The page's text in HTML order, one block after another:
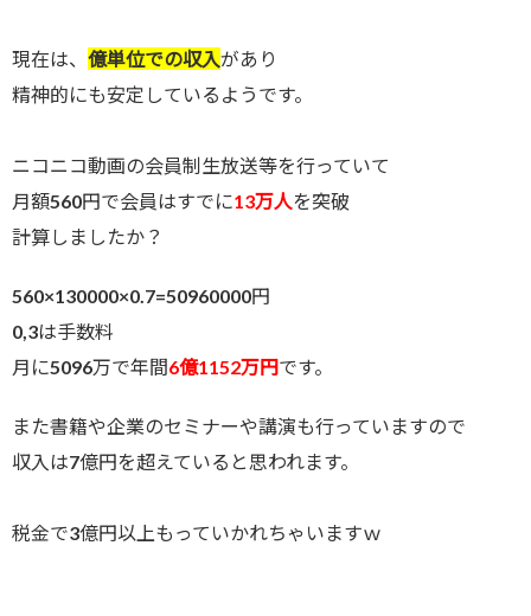
現在は、 億単位での収入があり
精神的にも安定しているようです。
ニコニコ動画の会員制生放送等を行っていて
月額560円で会員はすでに13万人を突破
計算しましたか？
560×130000×0.7=50960000円
0,3は手数料
月に5096万で年間6億1152万円です。
また書籍や企業のセミナーや講演も行っていますので
収入は7億円を超えていると思われます。
税金で3億円以上もっていかれちゃいますｗ